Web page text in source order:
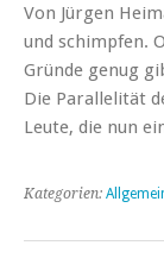
Von Jürgen
und schimpfen.
Gründe genug
Die Parallelität
Leute, die nun
Kategorien: